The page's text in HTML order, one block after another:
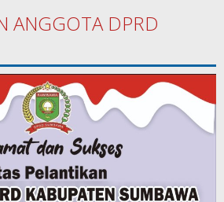
ANGGOTA DPRD